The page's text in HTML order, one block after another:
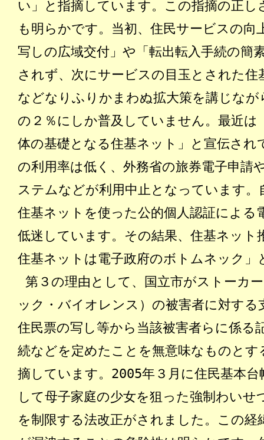
い」と指摘しています。この指摘の正し
も明らかです。当初、住民サービスの向
写しの広域交付」や「転出転入手続の簡
されず、次にサービスの目玉とされた住
などなりふりかまわぬ拡大策を講じな
の２％にしか普及していません。最近は
体の基礎となる住基ネット」と宣伝され
の利用率は低く、外務省の旅券電子申請
ステムなどが利用中止となっています
住基ネットを使った公的個人認証による
低迷しています。その結果、住基ネット
住基ネットは電子政府のボトムネック」
第３の理由として 、国立市がストーカ
ック・バイオレンス）の被害者に対する
住民票の写し等から当該被害者らに係る
続などを定めたことを無意味なものとす
摘しています。2005年３月に住民基本台
して母子家庭の少女を狙った強制わいせ
を制限する法改正がされました。この経